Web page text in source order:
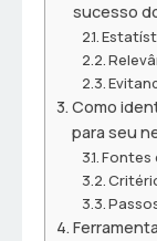
sucesso
Como
para seu
Fontes